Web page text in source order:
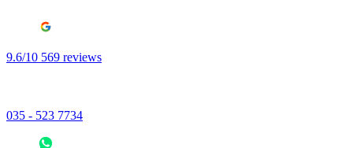
9.6/10 569 reviews
035 - 523 7734